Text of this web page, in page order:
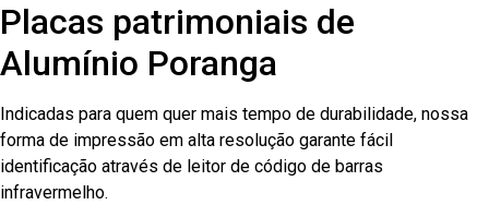
Placas patrimoniais de
Alumínio Poranga
Indicadas para quem quer mais tempo de durabilidade, nossa
forma de impressão em alta resolução garante fácil
identificação através de leitor de código de barras
infravermelho.